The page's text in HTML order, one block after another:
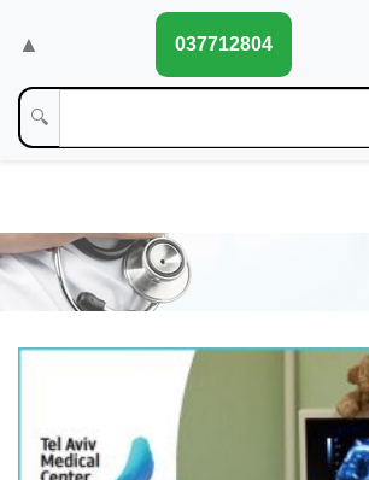
▲ 037712804
🔍